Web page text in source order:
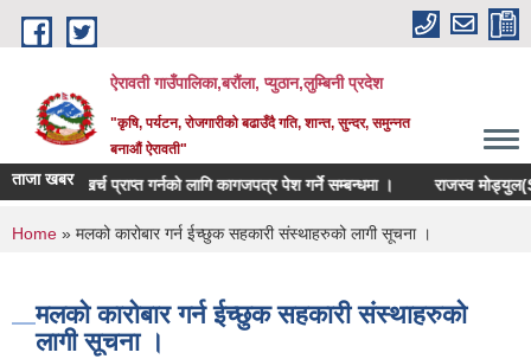
Skip to main content
ऐरावती गाउँपालिका,बरौंला, प्युठान,लुम्बिनी प्रदेश
"कृषि, पर्यटन, रोजगारीको बढाउँदै गति, शान्त, सुन्दर, समुन्नत
बनाऔं ऐरावती"
ताजा खबर
उपचार खर्च प्राप्त गर्नको लागि कागजपत्र पेश गर्ने सम्बन्धमा । राजस्व
You are here
Home » मलको कारोबार गर्न ईच्छुक सहकारी संस्थाहरुको लागी सूचना ।
मलको कारोबार गर्न ईच्छुक सहकारी संस्थाहरुको
लागी सूचना ।